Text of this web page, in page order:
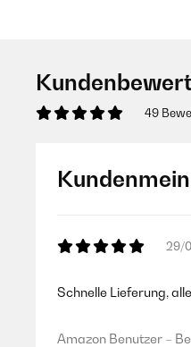
49
29/
Schnelle Lieferung,
Amazon Benutzer –